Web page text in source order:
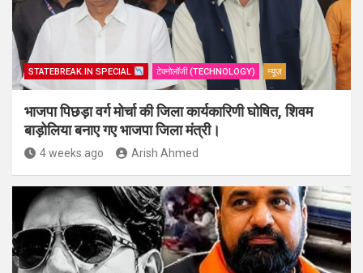
STATEBREAK.IN SPECIAL टेक्नोलॉजी (TECHNOLOGY) न्यूज़
भाजपा पिछड़ा वर्ग मोर्चा की जिला कार्यकारिणी घोषित, शिवम
बाड़ोलिया बनाए गए भाजपा जिला मंत्री।
4 weeks ago Arish Ahmed